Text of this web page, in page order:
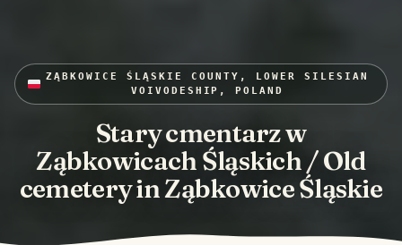
ZĄBKOWICE ŚLĄSKIE COUNTY, LOWER SILESIAN
VOIVODESHIP, POLAND
Stary cmentarz w
Ząbkowicach Śląskich / Old
cemetery in Ząbkowice Śląskie